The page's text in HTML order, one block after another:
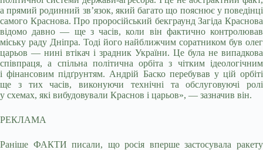
а прямий родинний зв’язок, який багато що пояснює у поведінці
самого Краснова. Про проросійський бекграунд Загіда Краснова
відомо давно — ще з часів, коли він фактично контролював
міську раду Дніпра. Тоді його найближчим соратником був олег
царьов — нині втікач і зрадник України. Це була не випадкова
співпраця, а спільна політична орбіта з чітким ідеологічним
і фінансовим підґрунтям. Андрій Баско перебував у цій орбіті
ще з тих часів, виконуючи технічні та обслуговуючі ролі
у схемах, які вибудовували Краснов і царьов», — зазначив він.
РЕКЛАМА
Раніше ФАКТИ писали, що росія вперше застосувала ракету